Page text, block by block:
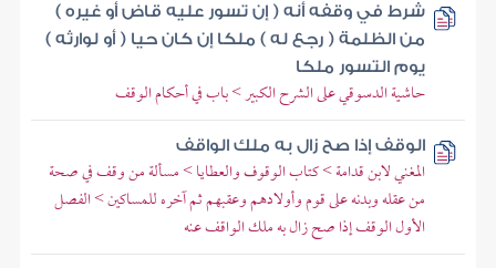
شرط في وقفه أنه ( إن تسور عليه قاض أو غيره )
من الظلمة ( رجع له ) ملكا إن كان حيا ( أو لوارثه )
يوم التسور ملكا
حاشية الدسوقي على الشرح الكبير > باب في أحكام الوقف
الوقف إذا صح زال به ملك الواقف
المغني لابن قدامة > كتاب الوقوف والعطايا > مسألة من وقف في صحة
من عقله وبدنه على قوم وأولادهم وعقبهم ثم آخره للمساكين > الفصل
الأول الوقف إذا صح زال به ملك الواقف عنه